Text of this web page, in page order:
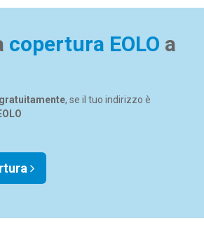
copertura EOLO a
gratuitamente, se il tuo indirizzo è